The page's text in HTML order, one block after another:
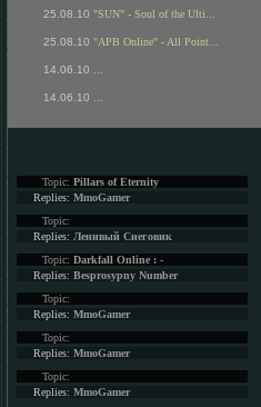
25.08.10 "SUN" - Soul of the Ulti...
25.08.10 "APB Online" - All Point...
14.06.10
14.06.10
Topic: Pillars of Eternity
Replies: MmoGamer
Topic:
Replies: Ленивый Снеговик
Topic: Darkfall Online : -
Replies: Besprosypny Number
Topic:
Replies: MmoGamer
Topic:
Replies: MmoGamer
Topic:
Replies: MmoGamer